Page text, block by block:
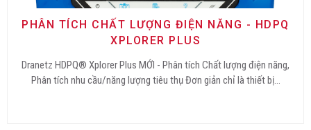
PHÂN TÍCH CHẤT LƯỢNG ĐIỆN NĂNG - HDPQ
XPLORER PLUS
Dranetz HDPQ® Xplorer Plus MỚI - Phân tích Chất lượng điện năng,
Phân tích nhu cầu/năng lượng tiêu thụ Đơn giản chỉ là thiết bị…